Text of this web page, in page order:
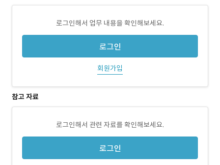
로그인해서 업무 내용을 확인해보세요.
로그인
회원가입
참고 자료
로그인해서 관련 자료를 확인해보세요.
로그인